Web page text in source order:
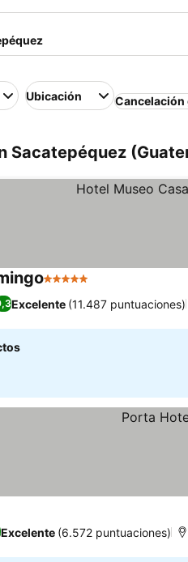
Ubicación
Sacatepéquez
5 Estrellas
Excelente (11.487 puntuaciones)
Excelente (6.572 puntuaciones)